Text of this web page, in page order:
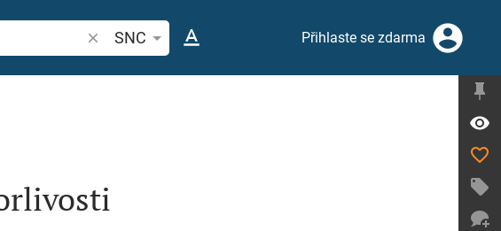
Vyhledat biblický verš nebo slovo
SNC Přihlaste se zdarma